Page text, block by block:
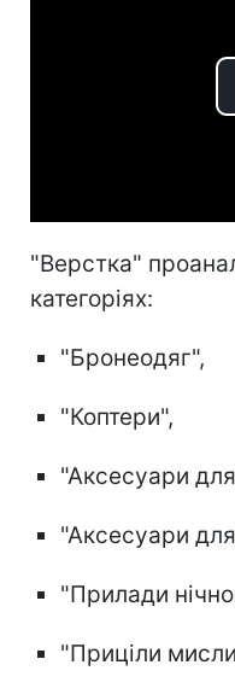
"Верстка"
категоріях:
"Бронеодяг",
"Коптери",
"Аксесуари
"Аксесуари для
"Прилади
"Приціли